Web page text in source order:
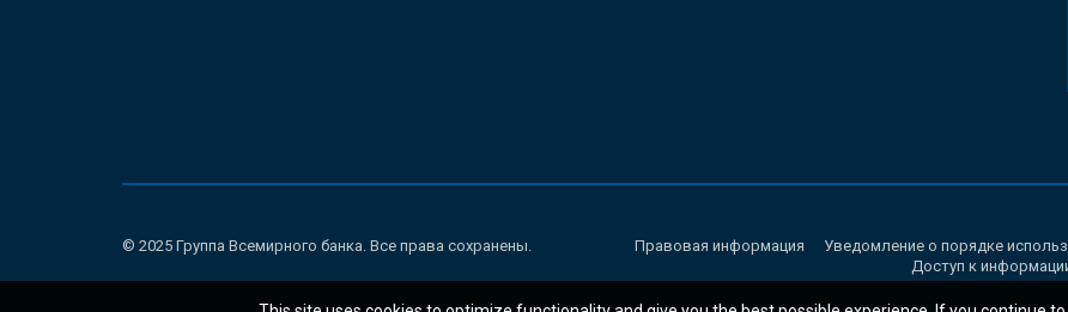
© 2025 Группа Всемирного банка. Все права сохранены. Правовая информация Уведомление о порядке
Доступ к